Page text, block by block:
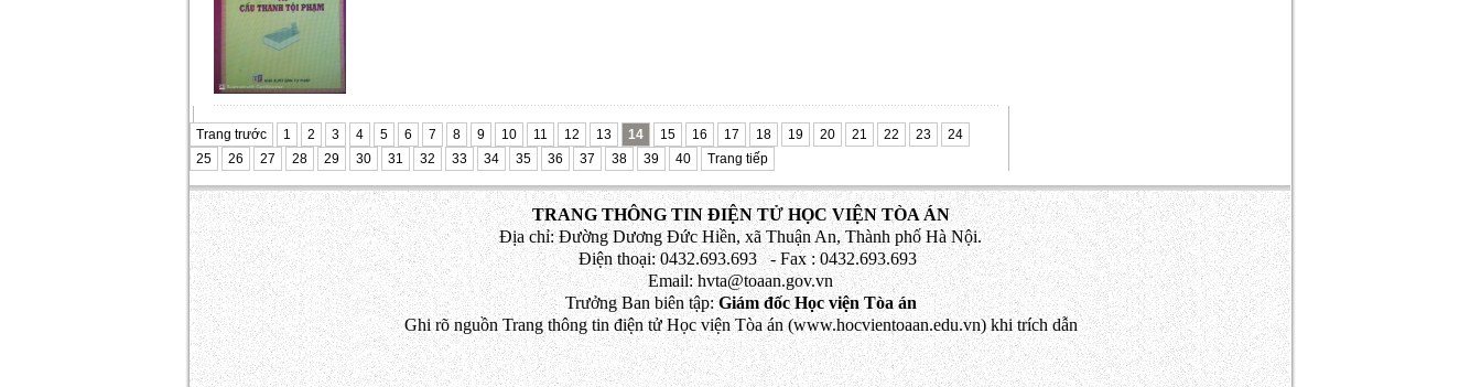
Trang trước 1 2 3 4 5 6 7 8 9 10 11 12 13 14 15 16 17 18 19 20 21 22 23
24
25
26 27 28 29 30 31 32 33 34 35 36 37 38 39 40 Trang tiếp
TRANG THÔNG TIN ĐIỆN TỬ HỌC VIỆN TÒA ÁN
Địa chỉ: Đường Dương Đức Hiền, xã Thuận An, Thành phố Hà Nội.
Điện thoại: 0432.693.693 - Fax : 0432.693.693
Email: hvta@toaan.gov.vn
Trưởng Ban biên tập:Giám đốc Học viện Tòa án
Ghi rõ nguồn Trang thông tin điện tử Học viện Tòa án (www.hocvientoaan.edu.vn) khi trích dẫn